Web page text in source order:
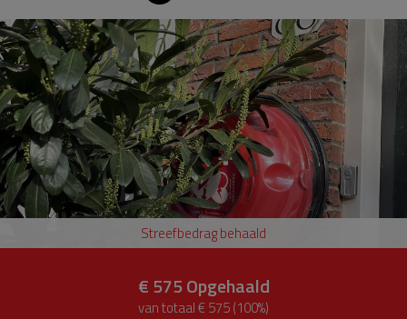
Streefbedrag behaald
€ 575Opgehaald
van totaal € 575 (100%)